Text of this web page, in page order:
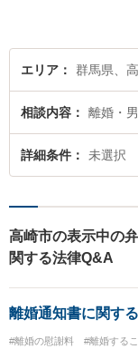
エリア 群馬県、
相談内容 離婚・
詳細条件 未選択
高崎市の表示中の
関する法律Q&A
離婚通知書に関す
#離婚の慰謝料 #離婚する